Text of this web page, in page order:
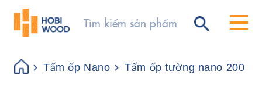
Tấm ốp Nano Tấm ốp tường nano 200